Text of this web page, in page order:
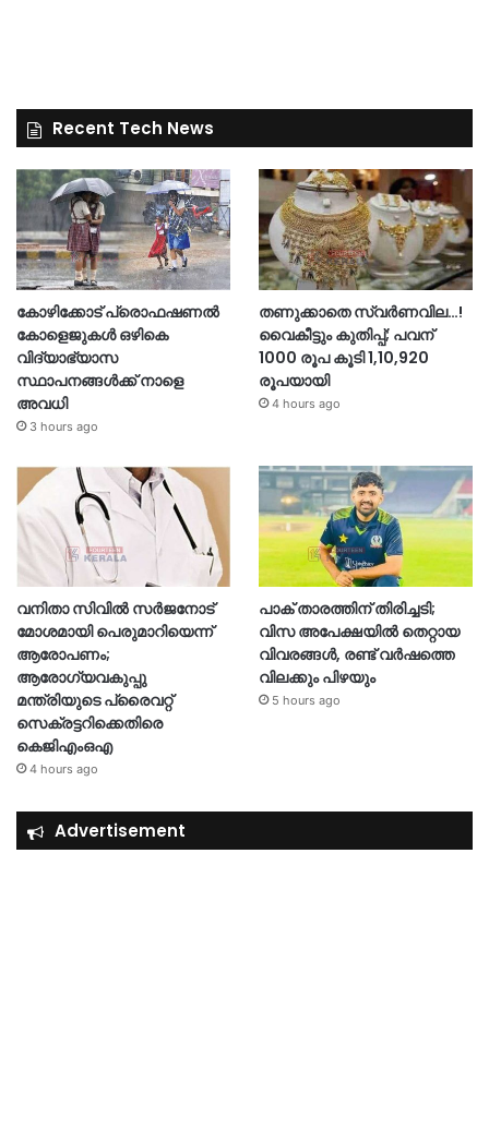
Recent Tech News
കോഴിക്കോട് പ്രൊഫഷണൽ
കോളെജുകൾ ഒഴികെ
വിദ്യാഭ്യാസ
സ്ഥാപനങ്ങൾക്ക് നാളെ
അവധി
3 hours ago
തണുക്കാതെ സ്വർണവില…!
വൈകീട്ടും കുതിപ്പ്; പവന്
1000 രൂപ കൂടി 1,10,920
രൂപയായി
4 hours ago
വനിതാ സിവിൽ സർജനോട്
മോശമായി പെരുമാറിയെന്ന്
ആരോപണം;
ആരോഗ്യവകുപ്പു
മന്ത്രിയുടെ പ്രൈവറ്റ്
സെക്രട്ടറിക്കെതിരെ
കെജിഎംഒഎ
4 hours ago
പാക് താരത്തിന് തിരിച്ചടി;
വിസ അപേക്ഷയിൽ തെറ്റായ
വിവരങ്ങൾ, രണ്ട് വർഷത്തെ
വിലക്കും പിഴയും
5 hours ago
Advertisement